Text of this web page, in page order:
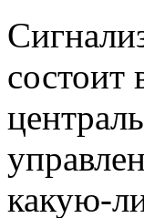
состоит
какую-